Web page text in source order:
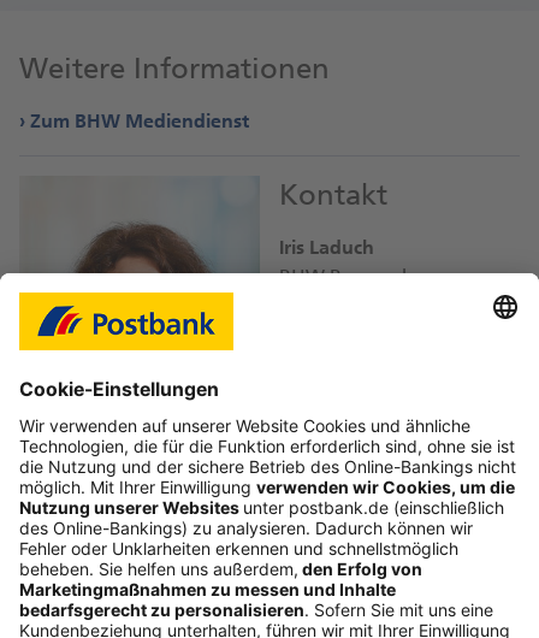
Weitere Informationen
Zum BHW Mediendienst
Kontakt
Iris Laduch
BHW Bausparkasse